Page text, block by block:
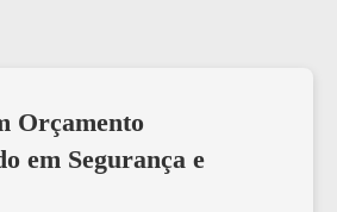
Orçamento
em Segurança e